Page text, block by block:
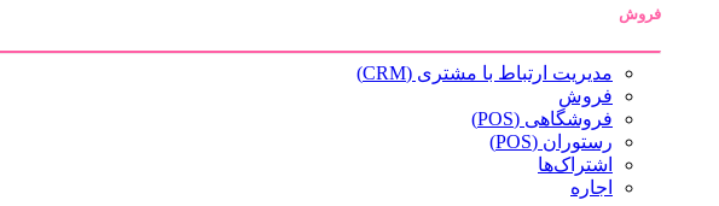
فروش
مدیریت ارتباط با مشتری (CRM)
فروش
فروشگاهی (POS)
رستوران (POS)
اشتراک‌ها
اجاره